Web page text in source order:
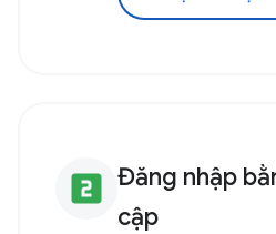
looks_two Đăng nhập
cập